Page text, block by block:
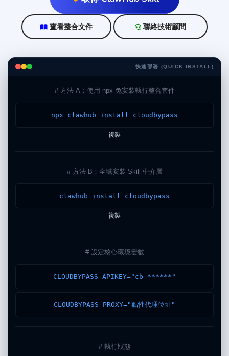
查看整合文件 聯絡技術顧問
快速部署 (QUICK INSTALL)
# 方法 A：使用 npx 免安裝執行整合套件
npx clawhub install cloudbypass
複製
# 方法 B：全域安裝 Skill 中介層
clawhub install cloudbypass
複製
# 設定核心環境變數
CLOUDBYPASS_APIKEY="cb_******"
CLOUDBYPASS_PROXY="黏性代理位址"
# 執行狀態